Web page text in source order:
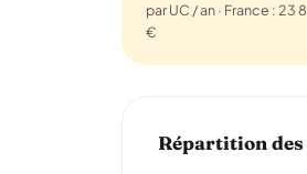
par UC / an · France : 23
€
Répartition